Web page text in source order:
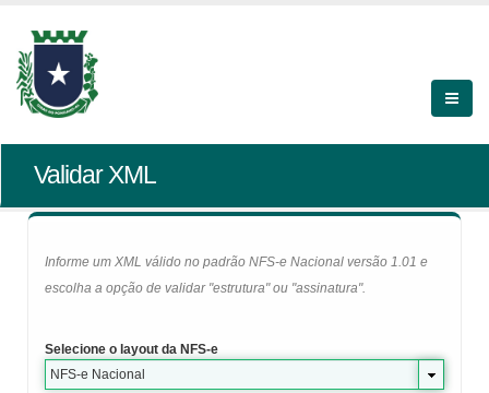
Validar XML
Informe um XML válido no padrão NFS-e Nacional versão 1.01 e
escolha a opção de validar "estrutura" ou "assinatura".
Selecione o layout da NFS-e
NFS-e Nacional